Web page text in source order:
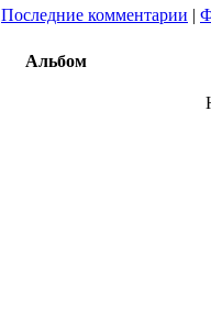
Последние комментарии |
Альбом